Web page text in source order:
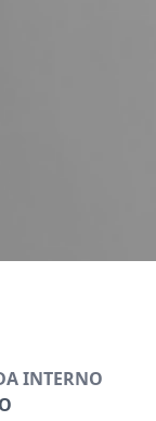
INTERNO